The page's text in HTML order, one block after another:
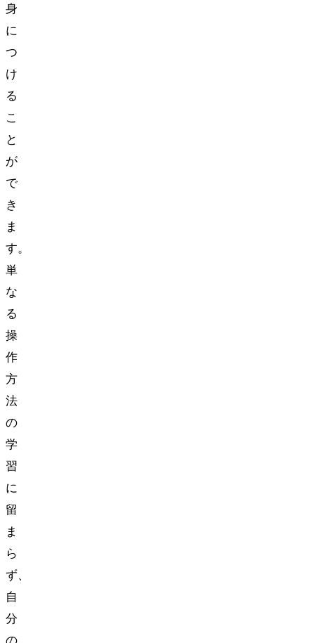
身
に
つ
け
る
こ
と
が
で
き
ま
す。
単
な
る
操
作
方
法
の
学
習
に
留
ま
ら
ず、
自
分